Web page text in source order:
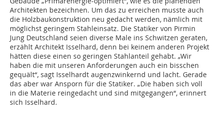
Architekten bezeichnen. Um das zu erreichen musste auch
die Holzbaukonstruktion neu gedacht werden, nämlich mit
möglichst geringem Stahleinsatz. Die Statiker von Pirmin
Jung Deutschland seien diverse Male ins Schwitzen geraten,
erzählt Architekt Isselhard, denn bei keinem anderen Projekt
hätten diese einen so geringen Stahlanteil gehabt. „Wir
haben die mit unseren Anforderungen auch ein bisschen
gequält“, sagt Isselhardt augenzwinkernd und lacht. Gerade
das aber war Ansporn für die Statiker. „Die haben sich voll
in die Materie reingedacht und sind mitgegangen“, erinnert
sich Isselhard.